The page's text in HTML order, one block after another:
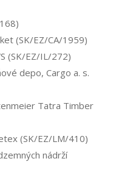
(SK/EZ/CA/1959)
(SK/EZ/IL/272)
depo, Cargo a. s.
Tatra Timber
(SK/EZ/LM/410)
nádrží